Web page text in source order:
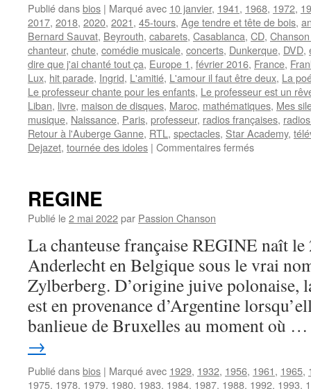
Publié dansbios | Marqué avec 10 janvier, 1941, 1968, 1972,
2017, 2018, 2020, 2021, 45-tours, Age tendre et tête de bois,
Bernard Sauvat, Beyrouth, cabarets, Casablanca, CD,
chanteur, chute, comédie musicale, concerts, Dunkerque, DVD,
dire que j'ai chanté tout ça, Europe 1, février 2016, France,
Lux, hit parade, Ingrid, L'amitié, L'amour il faut être deux, La
Le professeur chante pour les enfants, Le professeur est un
Liban, livre, maison de disques, Maroc, mathématiques, Mes
musique, Naissance, Paris, professeur, radios françaises,
Retour à l'Auberge Ganne, RTL , spectacles, Star Academy,
Dejazet, tournée des idoles | Commentaires ferméssur
REGINE
Publié le2 mai 2022par Passion Chanson
La chanteuse française REGINE naît le
Anderlecht en Belgique sous le vrai
Zylberberg. D’origine juive polonaise,
est en provenance d’Argentine
banlieue de Bruxelles au moment où
→
Publié dansbios | Marqué avec 1929, 1932, 1956, 1961, 1965,
1975, 1978, 1979, 1980, 1983, 1984, 1987, 1988, 1992, 1993,